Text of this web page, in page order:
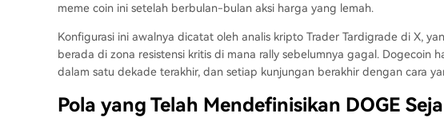
meme coin ini setelah berbulan-bulan aksi harga yang lemah.
Konfigurasi ini awalnya dicatat oleh analis kripto Trader Tardigrade di X,
berada di zona resistensi kritis di mana rally sebelumnya gagal. Dogecoin
dalam satu dekade terakhir, dan setiap kunjungan berakhir dengan cara
Pola yang Telah Mendefinisikan DOGE